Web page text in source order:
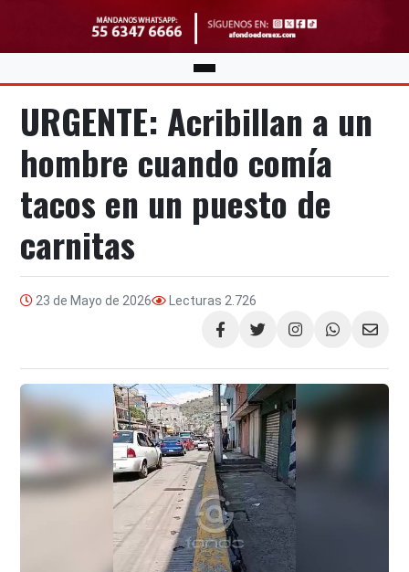
URGENTE: Acribillan a un
hombre cuando comía
tacos en un puesto de
carnitas
23 de Mayo de 2026 Lecturas 2.726
Compartir